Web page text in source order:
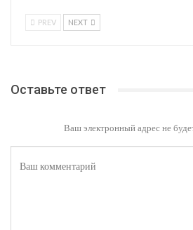
PREV NEXT
Оставьте ответ
Ваш электронный адрес не